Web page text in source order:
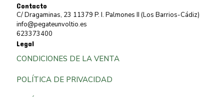
Contacto
C/ Dragaminas, 23 11379 P. I. Palmones II (Los Barrios-Cádiz)
info@pegateunvoltio.es
623373400
Legal
CONDICIONES DE LA VENTA
POLÍTICA DE PRIVACIDAD